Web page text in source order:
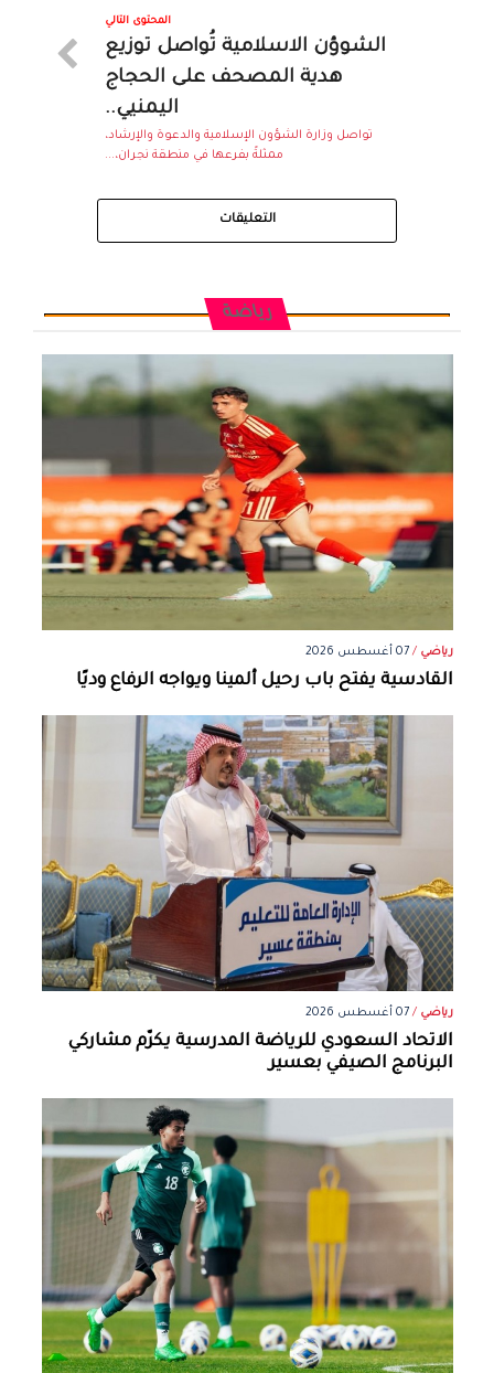
المحتوى التالي
الشوؤن الاسلامية تُواصل توزيع
هدية المصحف على الحجاج
اليمنيي..
تواصل وزارة الشؤون الإسلامية والدعوة والإرشاد،
ممثلةً بفرعها في منطقة نجران،...
التعليقات
رياضة
رياضي /07 أغسطس 2026
القادسية يفتح باب رحيل ألمينا ويواجه الرفاع وديًا
رياضي /07 أغسطس 2026
الاتحاد السعودي للرياضة المدرسية يكرّم مشاركي
البرنامج الصيفي بعسير